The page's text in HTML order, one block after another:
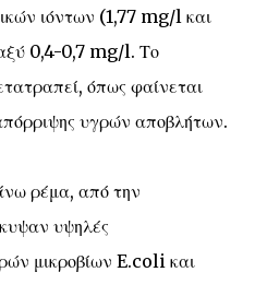
ιόντων (1,77 mg/l και
0,4-0,7 mg/l. Το
όπως φαίνεται
υγρών αποβλήτων.
ρέμα, από την
υψηλές
μικροβίων E.coli και